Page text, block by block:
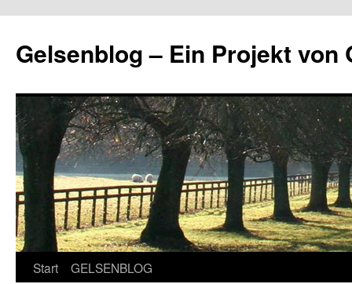
springen
Gelsenblog – Ein Projekt von
Start GELSENBLOG